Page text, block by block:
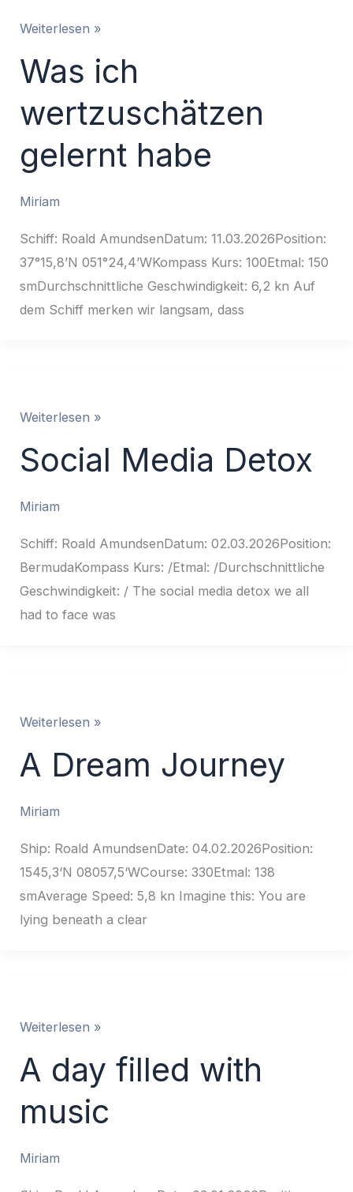
Was
wertzuschätzen
habe
Weiterlesen »
Was ich
wertzuschätzen
gelernt habe
Miriam
Schiff: Roald AmundsenDatum: 11.03.2026Position:
37°15,8’N 051°24,4’WKompass Kurs: 100Etmal: 150
smDurchschnittliche Geschwindigkeit: 6,2 kn Auf
dem Schiff merken wir langsam, dass
Social
Detox
Weiterlesen »
Social Media Detox
Miriam
Schiff: Roald AmundsenDatum: 02.03.2026Position:
BermudaKompass Kurs: /Etmal: /Durchschnittliche
Geschwindigkeit: / The social media detox we all
had to face was
A
Journey
Weiterlesen »
A Dream Journey
Miriam
Ship: Roald AmundsenDate: 04.02.2026Position:
1545,3‘N 08057,5‘WCourse: 330Etmal: 138
smAverage Speed: 5,8 kn Imagine this: You are
lying beneath a clear
A
filled
music
Weiterlesen »
A day filled with
music
Miriam